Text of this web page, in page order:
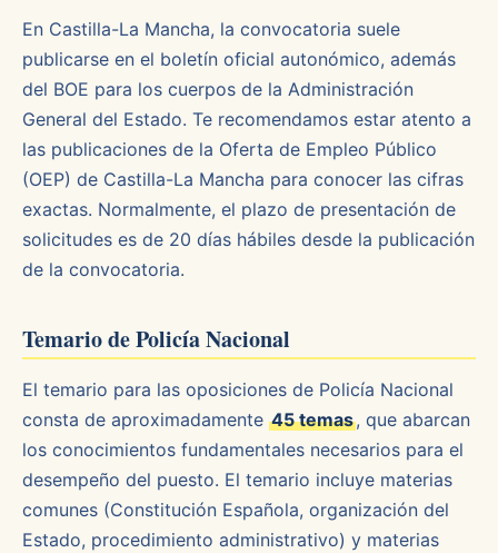
En Castilla-La Mancha, la convocatoria suele
publicarse en el boletín oficial autonómico, además
del BOE para los cuerpos de la Administración
General del Estado. Te recomendamos estar atento a
las publicaciones de la Oferta de Empleo Público
(OEP) de Castilla-La Mancha para conocer las cifras
exactas. Normalmente, el plazo de presentación de
solicitudes es de 20 días hábiles desde la publicación
de la convocatoria.
Temario de Policía Nacional
El temario para las oposiciones de Policía Nacional
consta de aproximadamente 45 temas, que abarcan
los conocimientos fundamentales necesarios para el
desempeño del puesto. El temario incluye materias
comunes (Constitución Española, organización del
Estado, procedimiento administrativo) y materias